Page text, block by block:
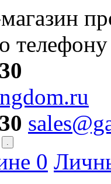
телефону
.
0